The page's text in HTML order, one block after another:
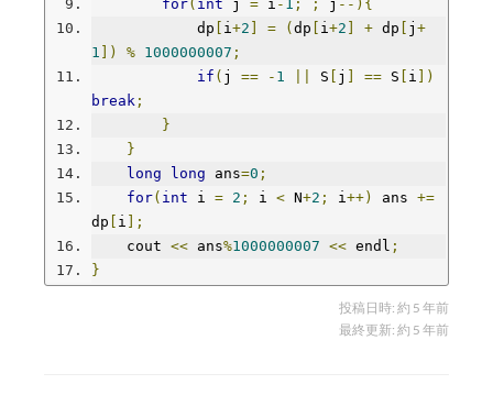
for( int j = i - 1 ; ; j --){
            dp
i+2 = ( dp i+2 + dp j +
1 ]) % 1000000007 ;
if ( j == - 1 S j == S i ])
break ;
}
}
long
long ans=0 ;
for( int i = 2 ; i < N+2 ; i++) ans +=
dp
i ];
    cout
<< ans%1000000007 << endl ;
}
投稿日時: 約 5 年前
最終更新: 約 5 年前